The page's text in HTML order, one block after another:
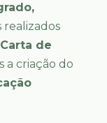
realizados
Carta de
a criação do